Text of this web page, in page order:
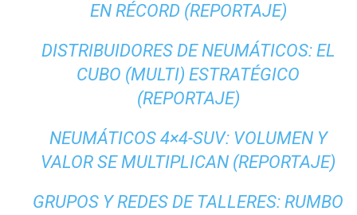
EN RÉCORD (REPORTAJE)
DISTRIBUIDORES DE NEUMÁTICOS: EL
CUBO (MULTI) ESTRATÉGICO
(REPORTAJE)
NEUMÁTICOS 4×4-SUV: VOLUMEN Y
VALOR SE MULTIPLICAN (REPORTAJE)
GRUPOS Y REDES DE TALLERES: RUMBO